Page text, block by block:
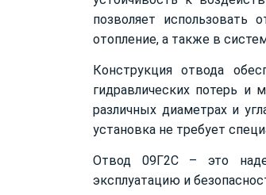
позволяет использовать
отопление, а также в
Конструкция отвода
гидравлических потерь и
различных диаметрах и
установка не требует
Отвод 09Г2С – это
эксплуатацию и